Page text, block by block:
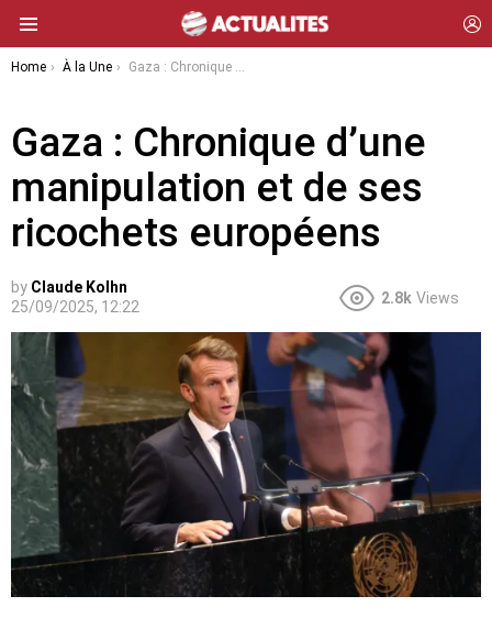
You are here:
Home À la Une Gaza : Chronique d’une manipulation et de ses ricochets européens
Gaza : Chronique d’une
manipulation et de ses
ricochets européens
by Claude Kolhn
25/09/2025, 12:22
2.8k Views